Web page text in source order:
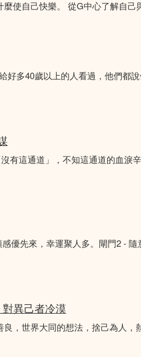
使自己快樂。 從G中心了解自己
多40歲以上的人看過，他們都
有這通道」，不知這通道的血淚
優先來，幸運聚人多。閘門2 -
異己者冷漠
，世界大同的想法，捨己為人